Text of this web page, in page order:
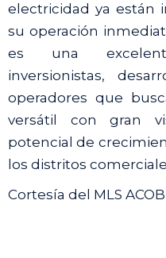
electricidad ya están
su operación
es una
inversionistas,
operadores que
versátil con gran
potencial de
los distritos
Cortesía del MLS